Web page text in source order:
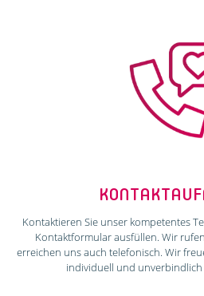
Kontaktieren Sie unser kompetentes
Kontaktformular ausfüllen. Wir
erreichen uns auch telefonisch. Wir
individuell und